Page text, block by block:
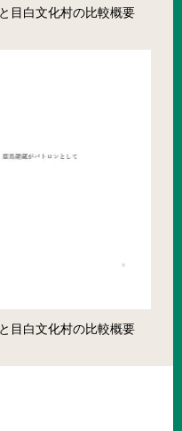
目白文化村の比較概要
目白文化村の比較概要